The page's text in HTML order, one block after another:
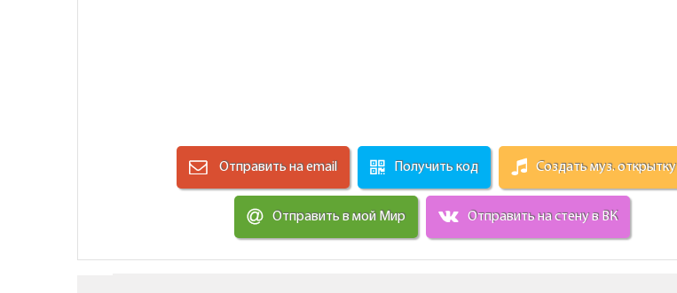
Отправить на email Получить код Создать муз. открытку
Отправить в мой Мир Отправить на стену в ВК